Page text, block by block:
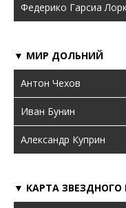
Федерико Гарсиа
▼ МИР ДОЛЬНИЙ
Антон Чехов
Иван Бунин
Александр Куприн
▼ КАРТА ЗВЕЗДНОГО